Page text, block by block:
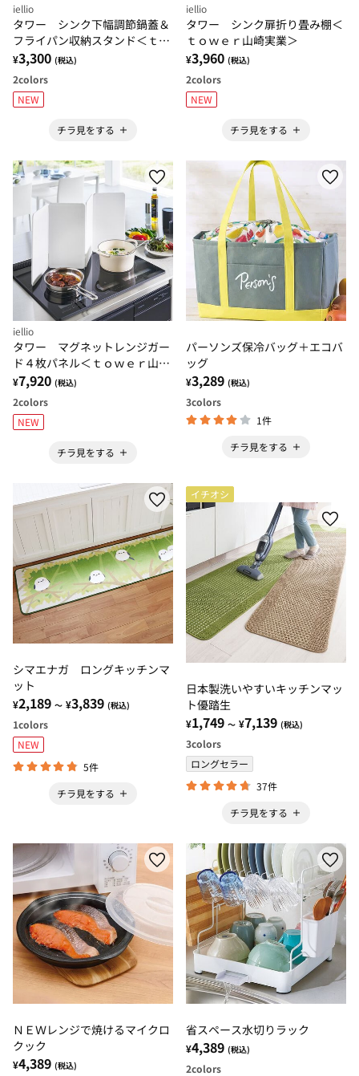
iellio
タワー シンク下幅調節鍋蓋＆
フライパン収納スタンド＜ｔｏ
ｗｅｒ山崎実業＞
¥3,300 (税込)
2colors
NEW
チラ見をする
iellio
タワー シンク扉折り畳み棚＜
ｔｏｗｅｒ山崎実業＞
¥3,960 (税込)
2colors
NEW
チラ見をする
iellio
タワー マグネットレンジガー
ド４枚パネル＜ｔｏｗｅｒ山崎
実業＞
¥7,920 (税込)
2colors
NEW
チラ見をする
パーソンズ保冷バッグ＋エコバ
ッグ
¥3,289 (税込)
3colors
1件
チラ見をする
シマエナガ ロングキッチンマ
ット
¥2,189 ～ ¥3,839 (税込)
1colors
NEW
5件
チラ見をする
イチオシ
日本製洗いやすいキッチンマッ
ト優踏生
¥1,749 ～ ¥7,139 (税込)
3colors
ロングセラー
37件
チラ見をする
ＮＥＷレンジで焼けるマイクロ
クック
¥4,389 (税込)
省スペース水切りラック
¥4,389 (税込)
2colors